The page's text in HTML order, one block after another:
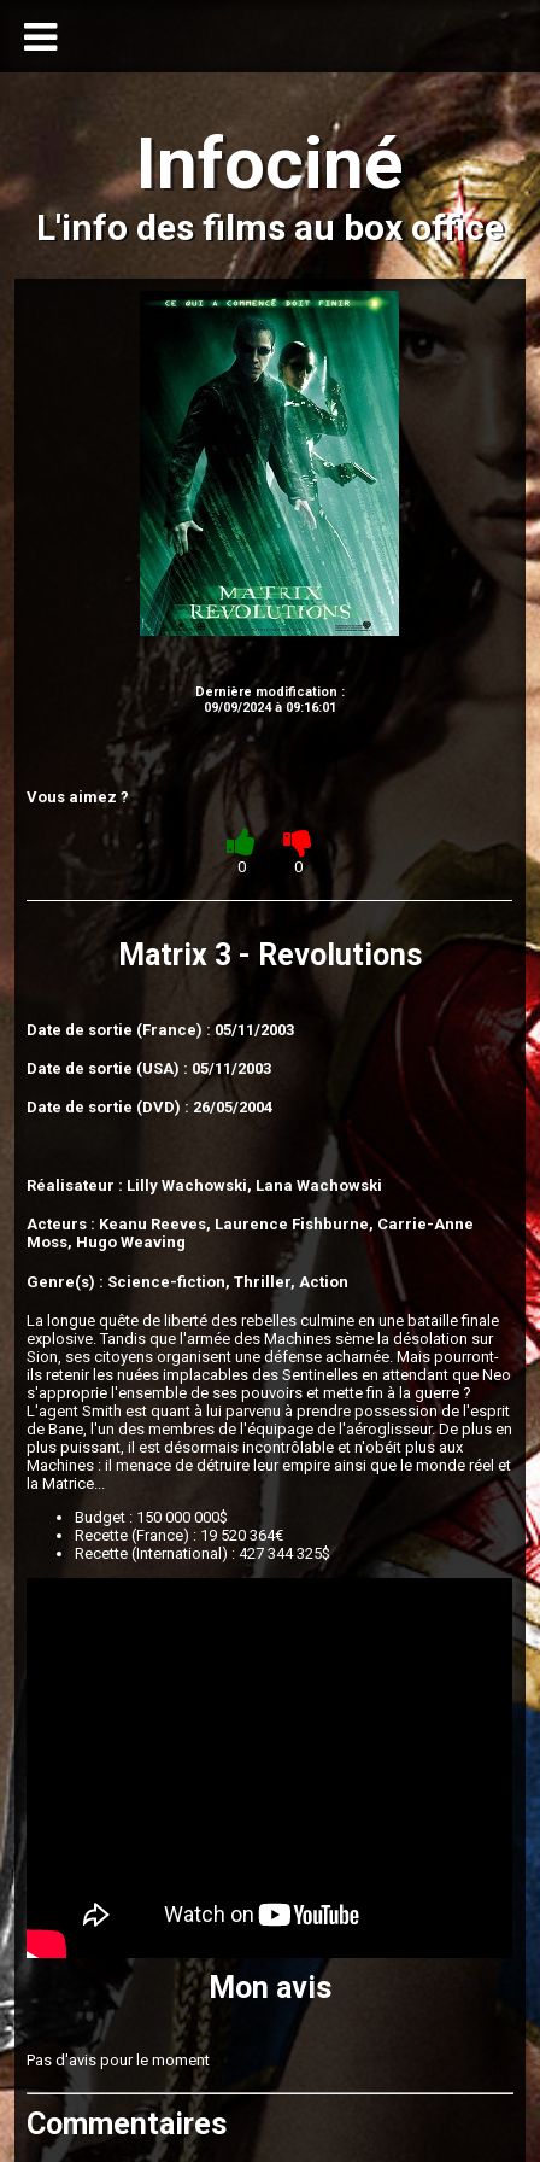
Infociné
L'info des films au box office
Dernière modification :
09/09/2024 à 09:16:01
Vous aimez ?
0 0
Matrix 3 - Revolutions
Date de sortie (France) : 05/11/2003
Date de sortie (USA) : 05/11/2003
Date de sortie (DVD) : 26/05/2004
Réalisateur : Lilly Wachowski, Lana Wachowski
Acteurs : Keanu Reeves, Laurence Fishburne, Carrie-Anne
Moss, Hugo Weaving
Genre(s) : Science-fiction, Thriller, Action
La longue quête de liberté des rebelles culmine en une bataille finale
explosive. Tandis que l'armée des Machines sème la désolation sur
Sion, ses citoyens organisent une défense acharnée. Mais pourront-
ils retenir les nuées implacables des Sentinelles en attendant que Neo
s'approprie l'ensemble de ses pouvoirs et mette fin à la guerre ?
L'agent Smith est quant à lui parvenu à prendre possession de l'esprit
de Bane, l'un des membres de l'équipage de l'aéroglisseur. De plus en
plus puissant, il est désormais incontrôlable et n'obéit plus aux
Machines : il menace de détruire leur empire ainsi que le monde réel et
la Matrice...
Budget : 150 000 000$
Recette (France) : 19 520 364€
Recette (International) : 427 344 325$
Mon avis
Pas d'avis pour le moment
Commentaires